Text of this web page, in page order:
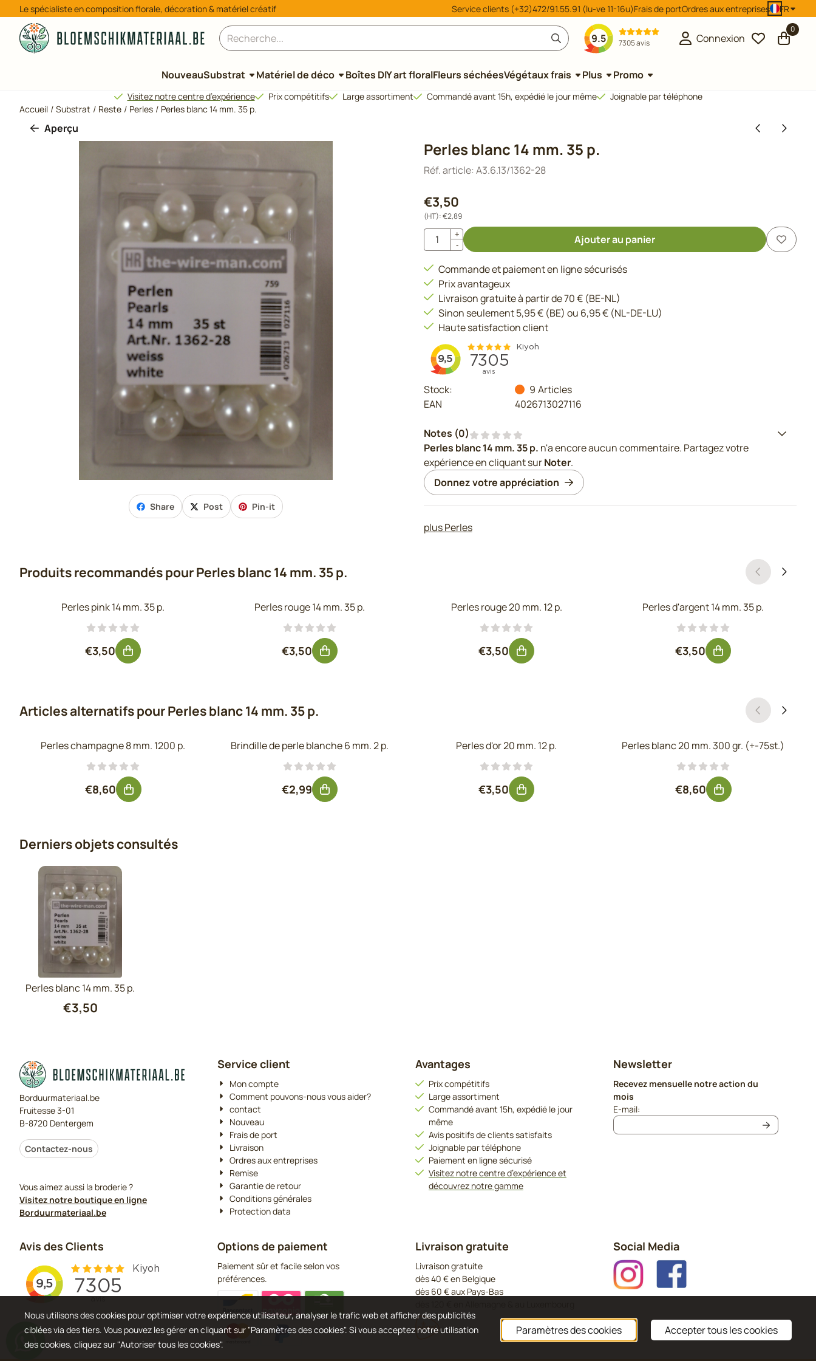
Préférences de cookies disponibles. Choisissez les paramètres ou autorisez tous les cookies.
Le spécialiste en composition florale, décoration & matériel créatif Service clients (+32)472/91.55.91 (lu-ve 11-16u)Frais de portOrdres aux entreprises FR
Rechercher 9.5 7305 avis Connexion
0
NouveauSubstrat Matériel de déco Boîtes DIY art floralFleurs séchéesVégétaux frais Plus Promo
Visitez notre centre d’expérience Prix compétitifs Large assortiment Commandé avant 15h, expédié le jour même
Joignable par téléphone
Accueil / Substrat / Reste / Perles / Perles blanc 14 mm. 35 p.
Aperçu
Share Post Pin-it
Perles blanc 14 mm. 35 p.
Réf. article: A3.6.13/1362-28
€3,50
(HT):€2,89
Quantité
+
-
Ajouter au panier
Commande et paiement en ligne sécurisés
Prix avantageux
Livraison gratuite à partir de 70 € (BE-NL)
Sinon seulement 5,95 € (BE) ou 6,95 € (NL-DE-LU)
Haute satisfaction client
Stock: 9 Articles
EAN
4026713027116
Notes (0)
Perles blanc 14 mm. 35 p. n'a encore aucun commentaire. Partagez votre
expérience en cliquant surNoter.
Donnez votre appréciation
plus Perles
Produits recommandés pourPerles blanc 14 mm. 35 p.
Perles pink 14 mm. 35 p.
Prix: 3,50, hors TVA : 2,89
€3,50
Perles rouge 14 mm. 35 p.
Prix: 3,50, hors TVA : 2,89
€3,50
Perles rouge 20 mm. 12 p.
Prix: 3,50, hors TVA : 2,89
€3,50
Perles d'argent 14 mm. 35 p.
Prix: 3,50, hors TVA : 2,89
€3,50
Articles alternatifs pourPerles blanc 14 mm. 35 p.
Perles champagne 8 mm. 1200 p.
Prix: 8,60, hors TVA : 7,11
€8,60
Brindille de perle blanche 6 mm. 2 p.
Prix: 2,99, hors TVA : 2,47
€2,99
Perles d'or 20 mm. 12 p.
Prix: 3,50, hors TVA : 2,89
€3,50
Perles blanc 20 mm. 300 gr. (+-75st.)
Prix: 8,60, hors TVA : 7,11
€8,60
Derniers objets consultés
Perles blanc 14 mm. 35 p.
€3,50
Borduurmateriaal.be
Fruitesse 3-01
B-8720 Dentergem
Contactez-nous
Vous aimez aussi la broderie ?
Visitez notre boutique en ligne
Borduurmateriaal.be
Service client
Mon compte
Comment pouvons-nous vous aider?
contact
Nouveau
Frais de port
Livraison
Ordres aux entreprises
Remise
Garantie de retour
Conditions générales
Protection data
Avantages
Prix compétitifs
Large assortiment
Commandé avant 15h, expédié le jour
même
Avis positifs de clients satisfaits
Joignable par téléphone
Paiement en ligne sécurisé
Visitez notre centre d’expérience et
découvrez notre gamme
Newsletter
Recevez mensuelle notre action du
mois
E-mail:Saisissez votre adresse e-mail pour la
Avis des Clients Options de paiement
Paiement sûr et facile selon vos
préférences.
Livraison gratuite
Livraison gratuite
dès 40 € en Belgique
dès 60 € aux Pays-Bas
Social Media
Nous utilisons des cookies pour optimiser votre expérience utilisateur, analyser le trafic web et afficher des publicités
ciblées via des tiers. Vous pouvez les gérer en cliquant sur "Paramètres des cookies". Si vous acceptez notre utilisation
des cookies, cliquez sur "Autoriser tous les cookies".
Paramètres des cookies Accepter tous les cookies